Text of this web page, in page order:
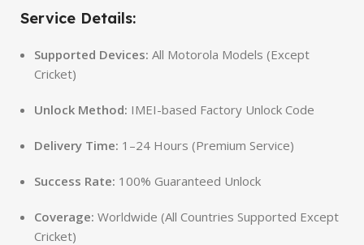
Service Details:
Supported Devices: All Motorola Models (Except
Cricket)
Unlock Method: IMEI-based Factory Unlock Code
Delivery Time: 1–24 Hours (Premium Service)
Success Rate: 100% Guaranteed Unlock
Coverage: Worldwide (All Countries Supported Except
Cricket)